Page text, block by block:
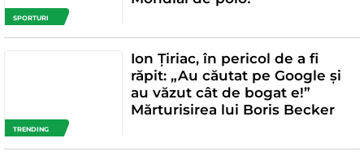
SPORTURI
TRENDING
Ion Țiriac, în pericol de a fi
răpit: „Au căutat pe Google și
au văzut cât de bogat e!”
Mărturisirea lui Boris Becker